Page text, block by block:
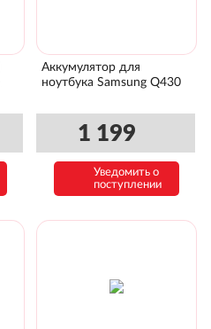
Аккумулятор для
ноутбука Samsung Q430
1 199
Уведомить о
поступлении